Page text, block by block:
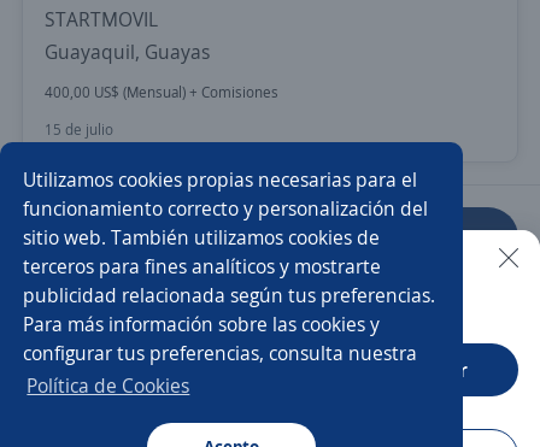
Utilizamos cookies propias necesarias para el
funcionamiento correcto y personalización del
sitio web. También utilizamos cookies de
terceros para fines analíticos y mostrarte
publicidad relacionada según tus preferencias.
Para más información sobre las cookies y
configurar tus preferencias, consulta nuestra
Política de Cookies
STARTMOVIL
Guayaquil, Guayas
400,00 US$ (Mensual) + Comisiones
15 de julio
Anterior Siguiente
Nuevas ofertas de empleo
Empleos similares
Buscar es más fácil en la app
CT App Abrir